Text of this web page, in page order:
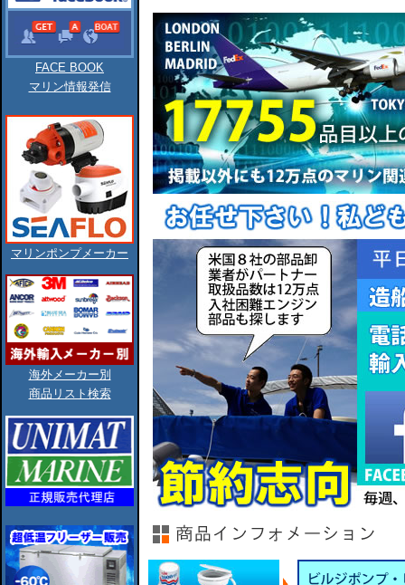
FACE BOOK
マリン情報発信
マリンポンプメーカー
海外メーカー別
商品リスト検索